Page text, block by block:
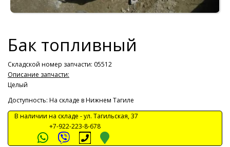
Бак топливный
Складской номер запчасти: 05512
Описание запчасти:
Целый
Доступность: На складе в Нижнем Тагиле
В наличии на складе -ул. Тагильская, 37
+7-922-223-8-678